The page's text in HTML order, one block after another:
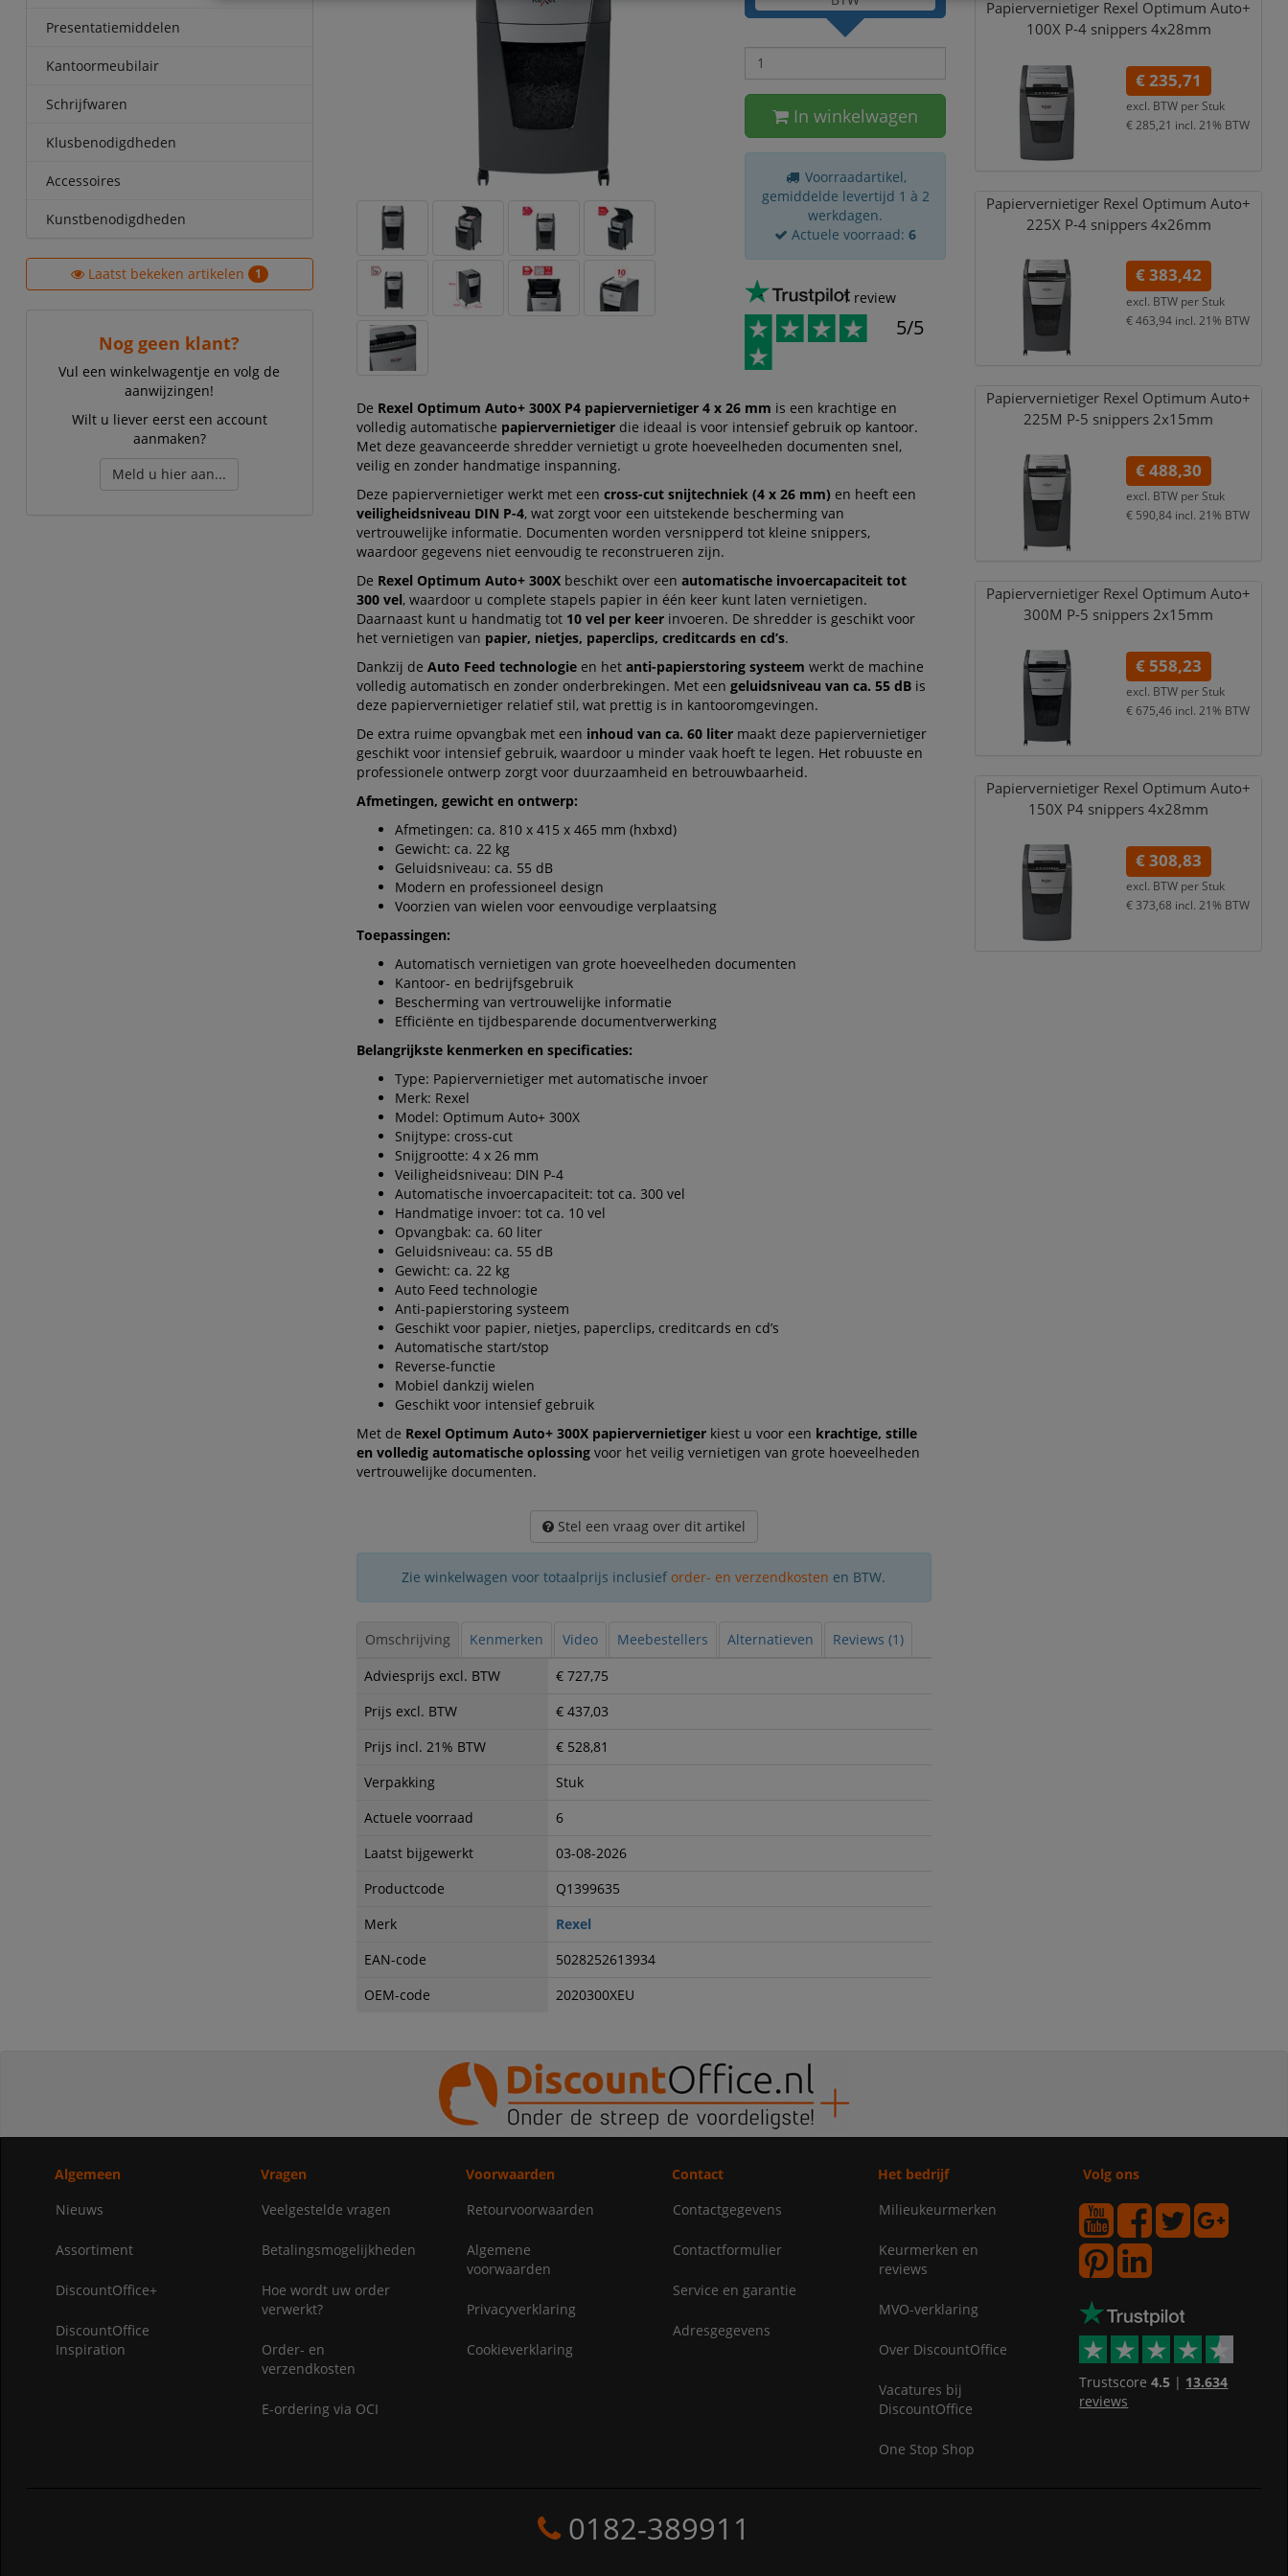
Presentatiemiddelen
Kantoormeubilair
Schrijfwaren
Klusbenodigdheden
Accessoires
Kunstbenodigdheden
Laatst bekeken artikelen 1
Nog geen klant?
Vul een winkelwagentje en volg de
aanwijzingen!
Wilt u liever eerst een account
aanmaken?
Meld u hier aan...
In winkelwagen
Voorraadartikel,
gemiddelde levertijd 1 à 2
werkdagen.
Actuele voorraad: 6
1 review
5/5
De Rexel Optimum Auto+ 300X P4 papiervernietiger 4 x 26 mm is een krachtige en
volledig automatische papiervernietigerdie ideaal is voor intensief gebruik op kantoor.
Met deze geavanceerde shredder vernietigt u grote hoeveelheden documenten snel,
veilig en zonder handmatige inspanning.
Deze papiervernietiger werkt met een cross-cut snijtechniek (4 x 26 mm) en heeft een
veiligheidsniveau DIN P-4, wat zorgt voor een uitstekende bescherming van
vertrouwelijke informatie. Documenten worden versnipperd tot kleine snippers,
waardoor gegevens niet eenvoudig te reconstrueren zijn.
De Rexel Optimum Auto+ 300Xbeschikt over een automatische invoercapaciteit tot
300 vel, waardoor u complete stapels papier in één keer kunt laten vernietigen.
Daarnaast kunt u handmatig tot 10 vel per keerinvoeren. De shredder is geschikt voor
het vernietigen van papier, nietjes, paperclips, creditcards en cd’s.
Dankzij de Auto Feed technologieen het anti-papierstoring systeem werkt de machine
volledig automatisch en zonder onderbrekingen. Met een geluidsniveau van ca. 55 dBis
deze papiervernietiger relatief stil, wat prettig is in kantooromgevingen.
De extra ruime opvangbak met een inhoud van ca. 60 litermaakt deze papiervernietiger
geschikt voor intensief gebruik, waardoor u minder vaak hoeft te legen. Het robuuste en
professionele ontwerp zorgt voor duurzaamheid en betrouwbaarheid.
Afmetingen, gewicht en ontwerp:
Afmetingen: ca. 810 x 415 x 465 mm (hxbxd)
Gewicht: ca. 22 kg
Geluidsniveau: ca. 55 dB
Modern en professioneel design
Voorzien van wielen voor eenvoudige verplaatsing
Toepassingen:
Automatisch vernietigen van grote hoeveelheden documenten
Kantoor- en bedrijfsgebruik
Bescherming van vertrouwelijke informatie
Efficiënte en tijdbesparende documentverwerking
Belangrijkste kenmerken en specificaties:
Type: Papiervernietiger met automatische invoer
Merk: Rexel
Model: Optimum Auto+ 300X
Snijtype: cross-cut
Snijgrootte: 4 x 26 mm
Veiligheidsniveau: DIN P-4
Automatische invoercapaciteit: tot ca. 300 vel
Handmatige invoer: tot ca. 10 vel
Opvangbak: ca. 60 liter
Geluidsniveau: ca. 55 dB
Gewicht: ca. 22 kg
Auto Feed technologie
Anti-papierstoring systeem
Geschikt voor papier, nietjes, paperclips, creditcards en cd’s
Automatische start/stop
Reverse-functie
Mobiel dankzij wielen
Geschikt voor intensief gebruik
Met de Rexel Optimum Auto+ 300X papiervernietigerkiest u voor een krachtige, stille
en volledig automatische oplossingvoor het veilig vernietigen van grote hoeveelheden
vertrouwelijke documenten.
Stel een vraag over dit artikel
Zie winkelwagen voor totaalprijs inclusief order- en verzendkosten en BTW.
Omschrijving Kenmerken Video Meebestellers Alternatieven
Reviews (1)
Adviesprijs excl. BTW
€ 727,75
Prijs excl. BTW
€ 437,03
Prijs incl. 21% BTW
€ 528,81
Verpakking
Stuk
Actuele voorraad
6
Laatst bijgewerkt
03-08-2026
Productcode
Q1399635
Merk
Rexel
EAN-code
5028252613934
OEM-code
2020300XEU
Papiervernietiger Rexel Optimum Auto+
100X P-4 snippers 4x28mm
€ 235,71
excl. BTW per Stuk
€ 285,21 incl. 21% BTW
Papiervernietiger Rexel Optimum Auto+
225X P-4 snippers 4x26mm
€ 383,42
excl. BTW per Stuk
€ 463,94 incl. 21% BTW
Papiervernietiger Rexel Optimum Auto+
225M P-5 snippers 2x15mm
€ 488,30
excl. BTW per Stuk
€ 590,84 incl. 21% BTW
Papiervernietiger Rexel Optimum Auto+
300M P-5 snippers 2x15mm
€ 558,23
excl. BTW per Stuk
€ 675,46 incl. 21% BTW
Papiervernietiger Rexel Optimum Auto+
150X P4 snippers 4x28mm
€ 308,83
excl. BTW per Stuk
€ 373,68 incl. 21% BTW
Algemeen
Nieuws
Assortiment
DiscountOffice+
DiscountOffice
Inspiration
Vragen
Veelgestelde vragen
Betalingsmogelijkheden
Hoe wordt uw order
verwerkt?
Order- en
verzendkosten
E-ordering via OCI
Voorwaarden
Retourvoorwaarden
Algemene
voorwaarden
Privacyverklaring
Cookieverklaring
Contact
Contactgegevens
Contactformulier
Service en garantie
Adresgegevens
Het bedrijf
Milieukeurmerken
Keurmerken en
reviews
MVO-verklaring
Over DiscountOffice
Vacatures bij
DiscountOffice
One Stop Shop
Volg ons
Trustscore4.5 | 13.634
reviews
0182-389911